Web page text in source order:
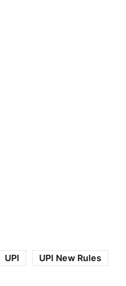
UPI
UPI New Rules